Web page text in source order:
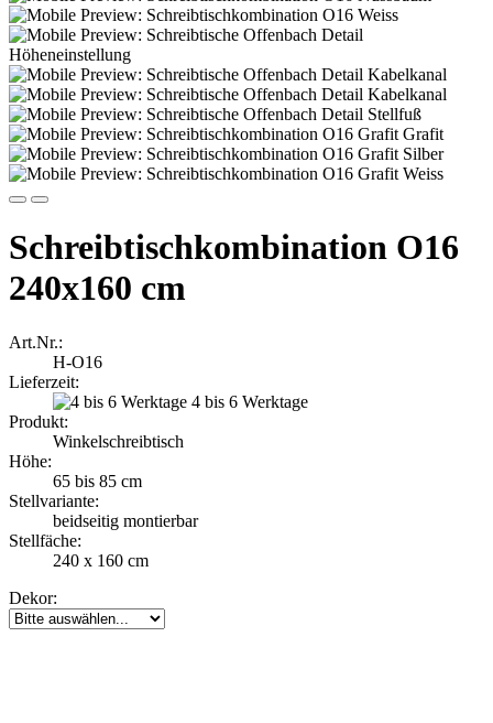
Schreibtischkombination O16
240x160 cm
Art.Nr.:
H-O16
Lieferzeit:
4 bis 6 Werktage
Produkt:
Winkelschreibtisch
Höhe:
65 bis 85 cm
Stellvariante:
beidseitig montierbar
Stellfäche:
240 x 160 cm
Dekor: